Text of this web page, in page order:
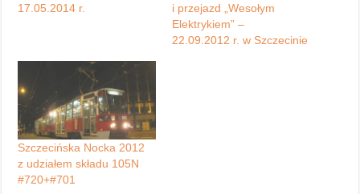
17.05.2014 r.
i przejazd „Wesołym
Elektrykiem” –
22.09.2012 r. w Szczecinie
Szczecińska Nocka 2012
z udziałem składu 105N
#720+#701